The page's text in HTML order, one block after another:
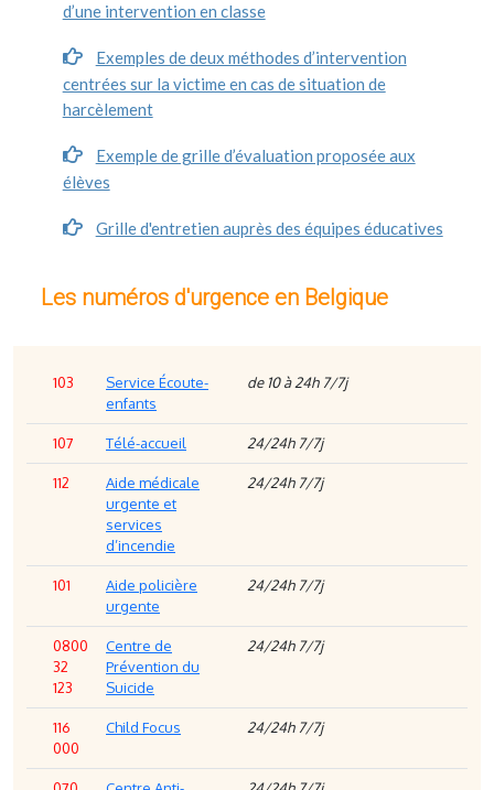
d’une intervention en classe
Exemples de deux méthodes d’intervention
centrées sur la victime en cas de situation de
harcèlement
Exemple de grille d’évaluation proposée aux
élèves
Grille d'entretien auprès des équipes éducatives
Les numéros d'urgence en Belgique
103
Service Écoute-
enfants
de 10 à 24h 7/7j
107 Télé-accueil 24/24h 7/7j
112
Aide médicale
urgente et
services
d’incendie
24/24h 7/7j
101
Aide policière
urgente
24/24h 7/7j
0800
32
123
Centre de
Prévention du
Suicide
24/24h 7/7j
116
000
Child Focus 24/24h 7/7j